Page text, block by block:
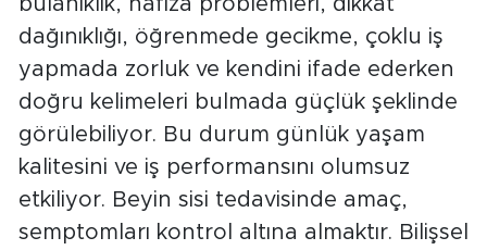
bulanıklık, hafıza problemleri, dikkat
dağınıklığı, öğrenmede gecikme, çoklu iş
yapmada zorluk ve kendini ifade ederken
doğru kelimeleri bulmada güçlük şeklinde
görülebiliyor. Bu durum günlük yaşam
kalitesini ve iş performansını olumsuz
etkiliyor. Beyin sisi tedavisinde amaç,
semptomları kontrol altına almaktır. Bilişsel